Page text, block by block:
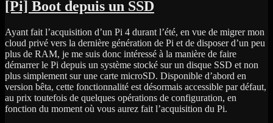
de
Microsoft
du
Raspberry
Pi
[Pi] Boot depuis un SSD
Ayant fait l’acquisition d’un Pi 4 durant l’été, en vue de migrer mon
cloud privé vers la dernière génération de Pi et de disposer d’un peu
plus de RAM, je me suis donc intéressé à la manière de faire
démarrer le Pi depuis un système stocké sur un disque SSD et non
plus simplement sur une carte microSD. Disponible d’abord en
version bêta, cette fonctionnalité est désormais accessible par défaut,
au prix toutefois de quelques opérations de configuration, en
fonction du moment où vous aurez fait l’acquisition du Pi.